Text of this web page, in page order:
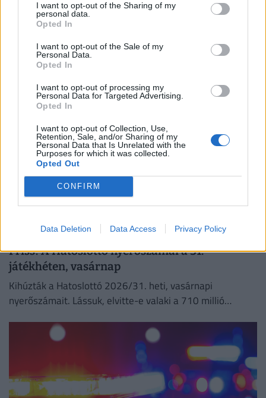
I want to opt-out of the Sharing of my
personal data.
Opted In
I want to opt-out of the Sale of my
Personal Data.
Opted In
I want to opt-out of processing my
Personal Data for Targeted Advertising.
Opted In
I want to opt-out of Collection, Use,
Retention, Sale, and/or Sharing of my
Personal Data that Is Unrelated with the
Purposes for which it was collected.
Opted Out
CONFIRM
Data Deletion Data Access Privacy Policy
Megszólalt a Sziget az energiakrízisről: erre
számíthatnak idén a fesztiválozók
A szervezők szerint a Sziget akár teljesen saját
zavar esetén.
Friss! A Hatoslottó nyerőszámai a 31.
játékhéten, vasárnap
Kihúzták a Hatoslottó 2026/31. heti, vasárnapi
nyerőszámait. Lássuk, elvitte-e valaki a 710 millió